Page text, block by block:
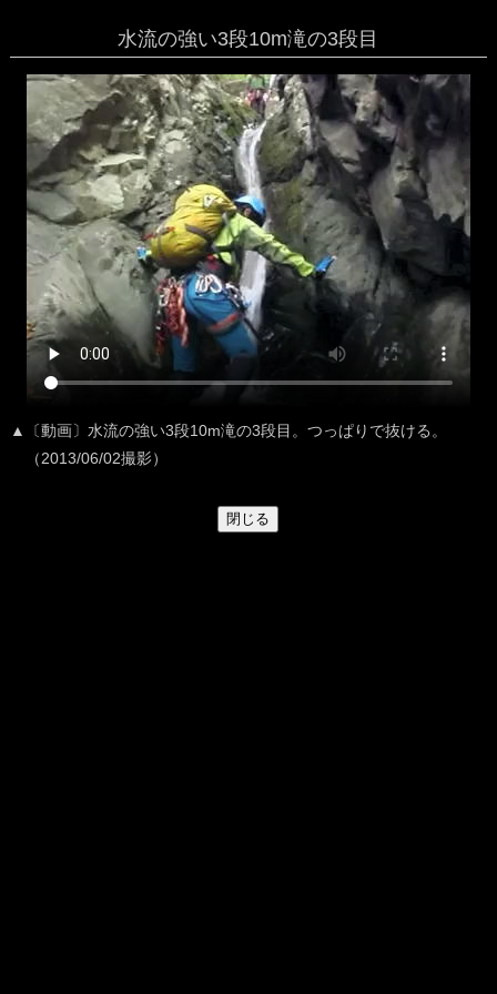
水流の強い3段10m滝の3段目
▲〔動画〕水流の強い3段10m滝の3段目。つっぱりで抜ける。
（2013/06/02撮影）